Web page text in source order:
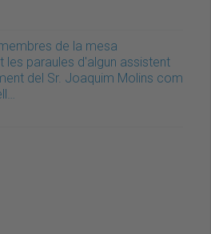
de la mesa
les paraules d'algun assistent
del Sr. Joaquim Molins com